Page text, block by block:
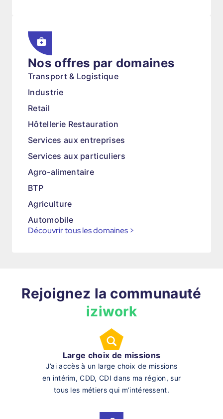
Nos offres par domaines
Transport & Logistique
Industrie
Retail
Hôtellerie Restauration
Services aux entreprises
Services aux particuliers
Agro-alimentaire
BTP
Agriculture
Automobile
Découvrir tous les domaines >
Rejoignez la communauté
iziwork
Large choix de missions
J’ai accès à un large choix de missions
en intérim, CDD, CDI dans ma région, sur
tous les métiers qui m’intéressent.